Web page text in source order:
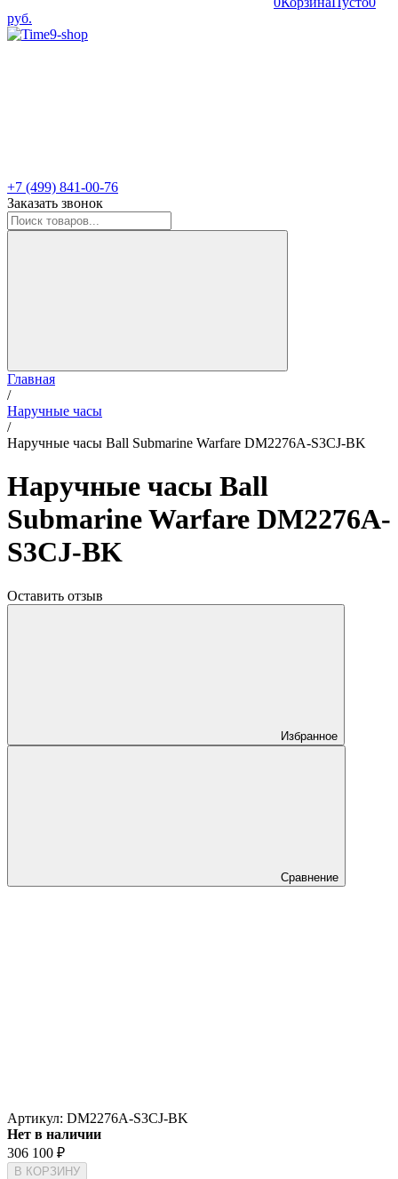
руб.
+7 (499) 841-00-76
Заказать звонок
Главная
/
Наручные часы
/
Наручные часы Ball Submarine Warfare DM2276A-S3CJ-BK
Наручные часы Ball
Submarine Warfare DM2276A-
S3CJ-BK
Оставить отзыв
Избранное
Сравнение
Артикул: DM2276A-S3CJ-BK
Нет в наличии
306 100 ₽
В КОРЗИНУ